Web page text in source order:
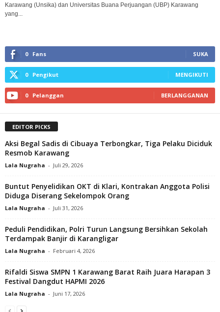
Karawang (Unsika) dan Universitas Buana Perjuangan (UBP) Karawang
yang...
0 Fans SUKA
0 Pengikut MENGIKUTI
0 Pelanggan BERLANGGANAN
EDITOR PICKS
Aksi Begal Sadis di Cibuaya Terbongkar, Tiga Pelaku Diciduk
Resmob Karawang
Lala Nugraha - Juli 29, 2026
Buntut Penyelidikan OKT di Klari, Kontrakan Anggota Polisi
Diduga Diserang Sekelompok Orang
Lala Nugraha - Juli 31, 2026
Peduli Pendidikan, Polri Turun Langsung Bersihkan Sekolah
Terdampak Banjir di Karangligar
Lala Nugraha - Februari 4, 2026
Rifaldi Siswa SMPN 1 Karawang Barat Raih Juara Harapan 3
Festival Dangdut HAPMI 2026
Lala Nugraha - Juni 17, 2026